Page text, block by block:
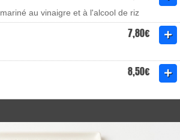
au vinaigre et à l'alcool de riz
7,80€
8,50€